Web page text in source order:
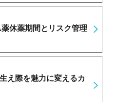
休薬期間とリスク管理
え際を魅力に変えるカ